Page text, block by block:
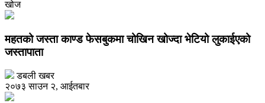
खोज
महतको जस्ता काण्ड फेसबुकमा चोखिन खोज्दा भेटियो लुकाईएको
जस्तापाता
डबली खबर
२०७३ साउन २, आईतबार